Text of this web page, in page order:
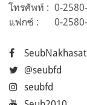
โทรศัพท์ : 0-
แฟกซ์ :
0-
@seubfd
seubfd